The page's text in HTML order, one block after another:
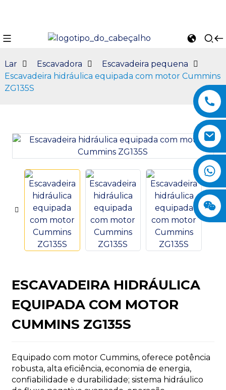
Lar Escavadora
Escavadeira pequena
Escavadeira hidráulica equipada com motor Cummins
ZG135S
ESCAVADEIRA HIDRÁULICA
EQUIPADA COM MOTOR
CUMMINS ZG135S
Equipado com motor Cummins, oferece potência
robusta, alta eficiência, economia de energia,
confiabilidade e durabilidade; sistema hidráulico